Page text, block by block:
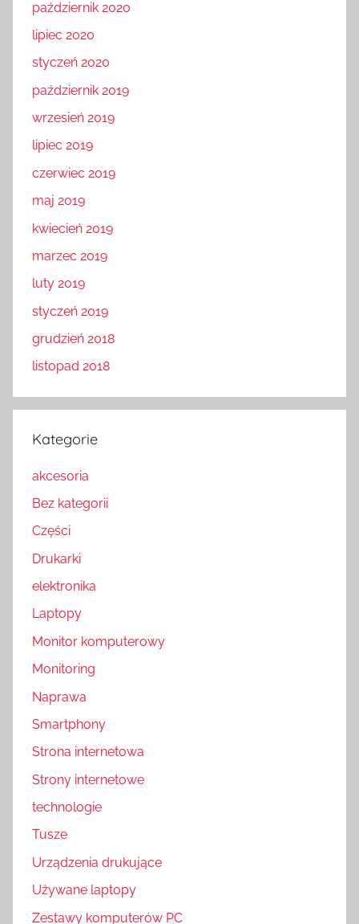
październik 2020
lipiec 2020
styczeń 2020
październik 2019
wrzesień 2019
lipiec 2019
czerwiec 2019
maj 2019
kwiecień 2019
marzec 2019
luty 2019
styczeń 2019
grudzień 2018
listopad 2018
Kategorie
akcesoria
Bez kategorii
Części
Drukarki
elektronika
Laptopy
Monitor komputerowy
Monitoring
Naprawa
Smartphony
Strona internetowa
Strony internetowe
technologie
Tusze
Urządzenia drukujące
Używane laptopy
Zestawy komputerów PC